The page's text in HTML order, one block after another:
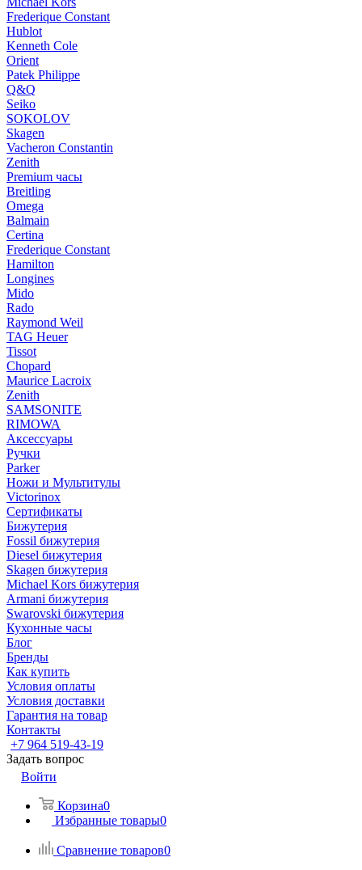
Frederique Constant
Hublot
Kenneth Cole
Orient
Patek Philippe
Q&Q
Seiko
SOKOLOV
Skagen
Vacheron Constantin
Zenith
Premium часы
Breitling
Omega
Balmain
Certina
Frederique Constant
Hamilton
Longines
Mido
Rado
Raymond Weil
TAG Heuer
Tissot
Chopard
Maurice Lacroix
Zenith
SAMSONITE
RIMOWA
Аксессуары
Ручки
Parker
Ножи и Мультитулы
Victorinox
Сертификаты
Бижутерия
Fossil бижутерия
Diesel бижутерия
Skagen бижутерия
Michael Kors бижутерия
Armani бижутерия
Swarovski бижутерия
Кухонные часы
Блог
Бренды
Как купить
Условия оплаты
Условия доставки
Гарантия на товар
Контакты
+7 964 519-43-19
Задать вопрос
Войти
Корзина0
Избранные товары0
Сравнение товаров0